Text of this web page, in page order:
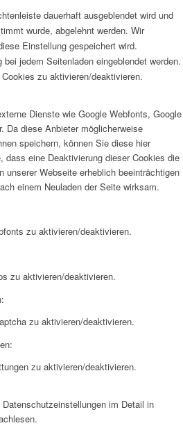
dauerhaft ausgeblendet wird und
wurde, abgelehnt werden. Wir
Einstellung gespeichert wird.
jedem Seitenladen eingeblendet werden.
zu aktivieren/deaktivieren.
Dienste wie Google Webfonts, Google
Da diese Anbieter möglicherweise
speichern, können Sie diese hier
dass eine Deaktivierung dieser Cookies die
unserer Webseite erheblich beeinträchtigen
einem Neuladen der Seite wirksam.
zu aktivieren/deaktivieren.
zu aktivieren/deaktivieren.
zu aktivieren/deaktivieren.
zu aktivieren/deaktivieren.
im Detail in